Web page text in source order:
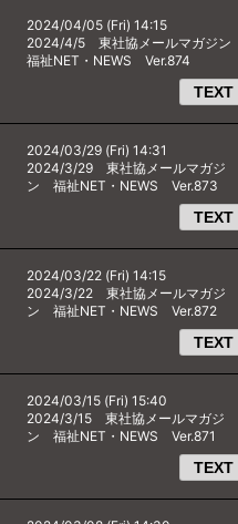
2024/04/05 (Fri) 14:15
2024/4/5 東社協メールマガジン
福祉NET・NEWS Ver.874
TEXT
2024/03/29 (Fri) 14:31
2024/3/29 東社協メールマガジ
ン 福祉NET・NEWS Ver.873
TEXT
2024/03/22 (Fri) 14:15
2024/3/22 東社協メールマガジ
ン 福祉NET・NEWS Ver.872
TEXT
2024/03/15 (Fri) 15:40
2024/3/15 東社協メールマガジ
ン 福祉NET・NEWS Ver.871
TEXT